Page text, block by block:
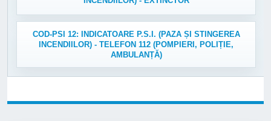
COD-PSI 12: INDICATOARE P.S.I. (PAZA ȘI STINGEREA
INCENDIILOR) - TELEFON 112 (POMPIERI, POLIȚIE,
AMBULANȚĂ)